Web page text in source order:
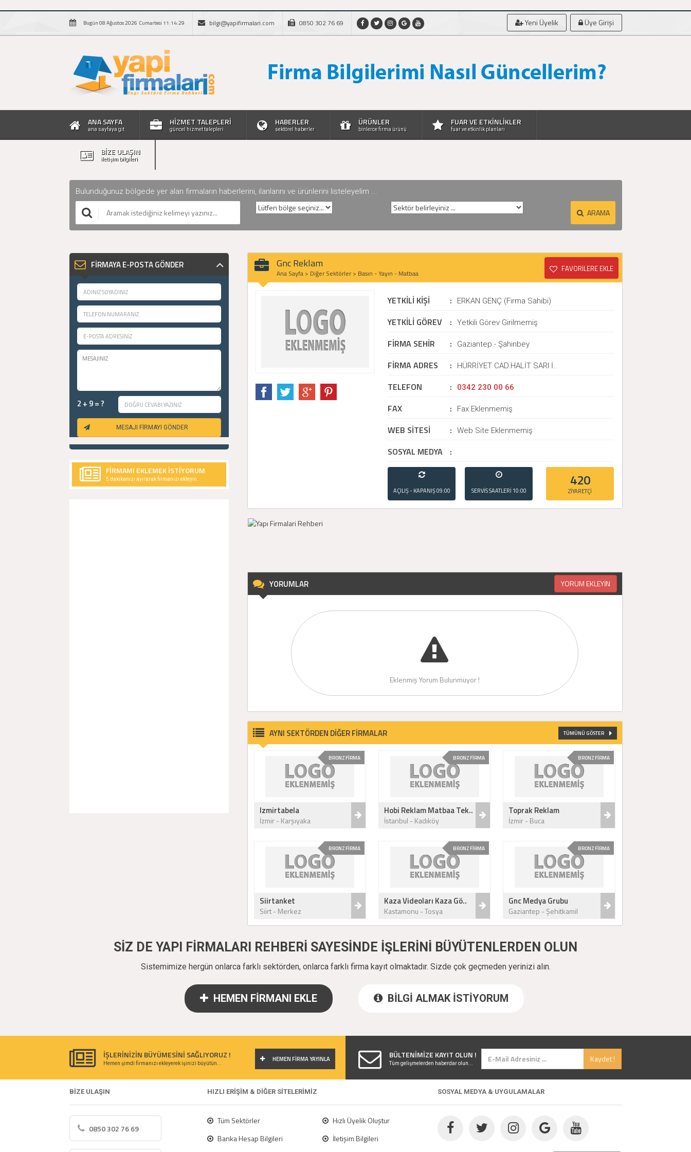
Bugün 08 Ağustos 2026 Cumartesi 11:14:30 bilgi@yapifirmalari.com 0850 302 76 69 Yeni Üyelik Üye Girişi
ANA SAYFA
ana sayfaya git
HİZMET TALEPLERİ
güncel hizmet talepleri
HABERLER
sektörel haberler
ÜRÜNLER
binlerce firma ürünü
FUAR VE ETKİNLİKLER
fuar ve etkinlik planları
BİZE ULAŞIN
iletişim bilgileri
Bulunduğunuz bölgede yer alan firmaların haberlerini, ilanlarını ve ürünlerini listeleyelim ...
ARAMA
FİRMAYA E-POSTA GÖNDER
2 + 9 = ?
MESAJI FİRMAYI GÖNDER
FİRMAMI EKLEMEK İSTİYORUM
5 dakikanızı ayırarak firmanızı ekleyin..
Gnc Reklam
Ana Sayfa > Diğer Sektörler> Basın - Yayın - Matbaa FAVORİLERE EKLE
YETKİLİ KİŞİ : ERKAN GENÇ (Firma Sahibi)
YETKİLİ GÖREV : Yetkili Görev Girilmemiş
FİRMA SEHİR : Gaziantep - Şahinbey
FİRMA ADRES : HÜRRİYET CAD.HALİT SARI İ..
TELEFON : 0342 230 00 66
FAX : Fax Eklenmemiş
WEB SİTESİ : Web Site Eklenmemiş
SOSYAL MEDYA :
AÇILIŞ - KAPANIŞ09:00
- 21:00
SERVİS SAATLERİ 10:00
- 20:00
420
ZİYARETÇİ
YORUMLAR YORUM EKLEYİN
Eklenmiş Yorum Bulunmuyor !
AYNI SEKTÖRDEN DİĞER FİRMALAR TÜMÜNÜ GÖSTER
BRONZ FİRMA
Izmirtabela
İzmir - Karşıyaka
BRONZ FİRMA
Hobi Reklam Matbaa Tek..
İstanbul - Kadıköy
BRONZ FİRMA
Toprak Reklam
İzmir - Buca
BRONZ FİRMA
Siirtanket
Siirt - Merkez
BRONZ FİRMA
Kaza Videoları Kaza Gö..
Kastamonu - Tosya
BRONZ FİRMA
Gnc Medya Grubu
Gaziantep - Şehitkamil
SİZ DE YAPI FİRMALARI REHBERİ SAYESİNDE İŞLERİNİ BÜYÜTENLERDEN OLUN
Sistemimize hergün onlarca farklı sektörden, onlarca farklı firma kayıt olmaktadır. Sizde çok geçmeden yerinizi alın.
HEMEN FİRMANI EKLE BİLGİ ALMAK İSTİYORUM
İŞLERİNİZİN BÜYÜMESİNİ SAĞLIYORUZ ! HEMEN FİRMA YAYINLA
Hemen şimdi firmanızı ekleyerek işinizi büyütün...
BÜLTENİMİZE KAYIT OLUN ! Kaydet !
Tüm gelişmelerden haberdar olun...
BİZE ULAŞIN HIZLI ERİŞİM & DİĞER SİTELERİMİZ SOSYAL MEDYA & UYGULAMALAR
0850 302 76 69
Tüm Sektörler
Hızlı Üyelik Oluştur
Banka Hesap Bilgileri
İletişim Bilgileri